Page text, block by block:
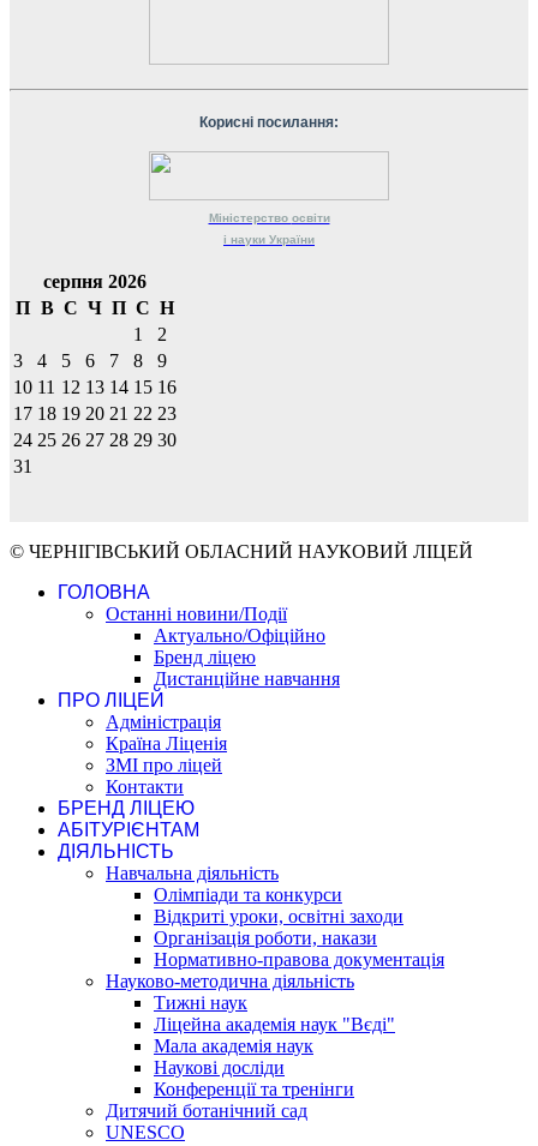
Корисні посилання:
Міністерство освіти
і науки України
серпня 2026
П В С Ч П С Н
1
2
3
4 5 6 7 8
9
10 11 12 13 14 15 16
17 18 19 20 21 22 23
24 25 26 27 28 29 30
31
© ЧЕРНІГІВСЬКИЙ ОБЛАСНИЙ НАУКОВИЙ ЛІЦЕЙ
ГОЛОВНА
Останні новини/Події
Актуально/Офіційно
Бренд ліцею
Дистанційне навчання
ПРО ЛІЦЕЙ
Адміністрація
Країна Ліценія
ЗМІ про ліцей
Контакти
БРЕНД ЛІЦЕЮ
АБІТУРІЄНТАМ
ДІЯЛЬНІСТЬ
Навчальна діяльність
Олімпіади та конкурси
Відкриті уроки, освітні заходи
Організація роботи, накази
Нормативно-правова документація
Науково-методична діяльність
Тижні наук
Ліцейна академія наук "Вєді"
Мала академія наук
Наукові досліди
Конференції та тренінги
Дитячий ботанічний сад
UNESCO